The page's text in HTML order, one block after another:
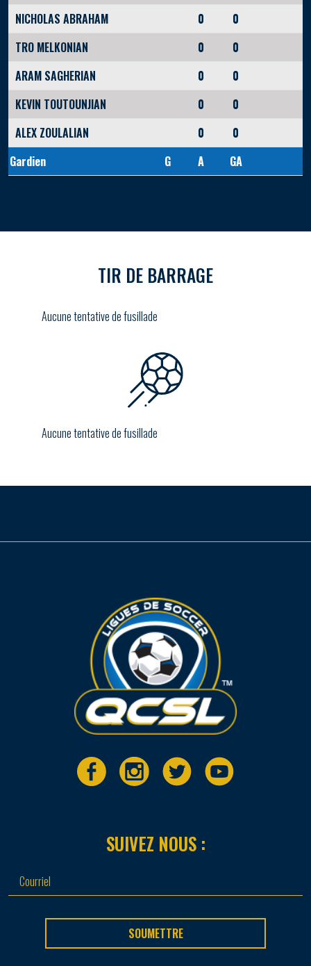
NICHOLAS ABRAHAM
0
0
TRO MELKONIAN
0
0
ARAM SAGHERIAN
0
0
KEVIN TOUTOUNJIAN
0
0
ALEX ZOULALIAN
0
0
Gardien
G A GA
TIR DE BARRAGE
Aucune tentative de fusillade
Aucune tentative de fusillade
SUIVEZ NOUS :
SOUMETTRE